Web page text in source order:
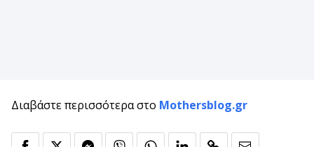
Διαβάστε περισσότερα στο Mothersblog.gr